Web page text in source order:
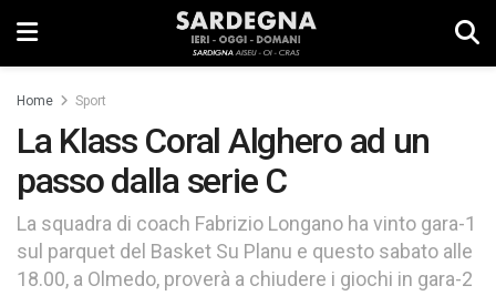
Home Sport
La Klass Coral Alghero ad un
passo dalla serie C
La squadra di coach Fabrizio Longano ha vinto gara-1
sul parquet del Basket Su Planu e questo sabato alle
18.00, a Olmedo, proverà a chiudere i giochi in gara-2